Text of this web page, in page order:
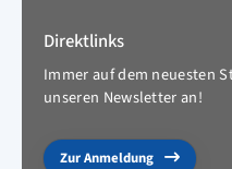
Direktlinks
Immer auf dem neuesten
unseren Newsletter an!
Zur Anmeldung